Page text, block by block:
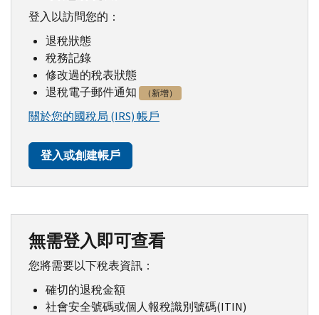
登入以訪問您的：
退稅狀態
稅務記錄
修改過的稅表狀態
退稅電子郵件通知
（新增）
關於您的國稅局 (IRS) 帳戶
登入或創建帳戶
無需登入即可查看
您將需要以下稅表資訊：
確切的退稅金額
社會安全號碼或個人報稅識別號碼(ITIN)